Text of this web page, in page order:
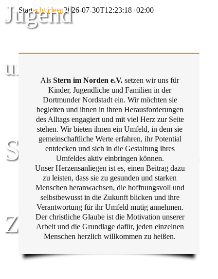
Jugend
und Familie
Stern im Norden
Zentrum für
Startacht ideen2026-07-30T12:23:18+02:00
Als Stern im Norden e.V. setzen wir uns für
Kinder, Jugendliche und Familien in der
Dortmunder Nordstadt ein. Wir möchten sie
begleiten und ihnen in ihren Herausforderungen
des Alltags engagiert und mit viel Herz zur Seite
stehen. Wir bieten ihnen ein Umfeld, in dem sie
gemeinschaftliche Werte erfahren, ihr Potential
entdecken und sich in die Gestaltung ihres
Umfeldes aktiv einbringen können.
Unser Herzensanliegen ist es, einen Beitrag dazu
zu leisten, dass sie zu gesunden und starken
Menschen heranwachsen, die hoffnungsvoll und
selbstbewusst in die Zukunft blicken und ihre
Verantwortung für ihr Umfeld mutig annehmen.
Der christliche Glaube ist die Motivation unserer
Arbeit und die Grundlage dafür, jeden einzelnen
Menschen herzlich willkommen zu heißen.